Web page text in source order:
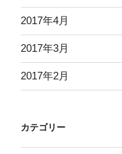
2017年4月
2017年3月
2017年2月
カテゴリー